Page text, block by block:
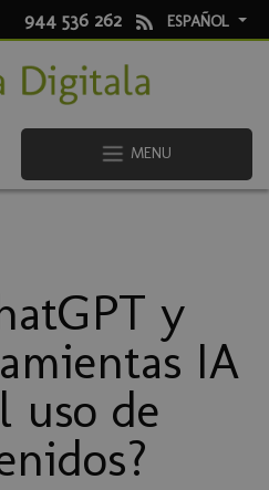
944 536 262 ESPAÑOL
MENU
y
IA
uso de